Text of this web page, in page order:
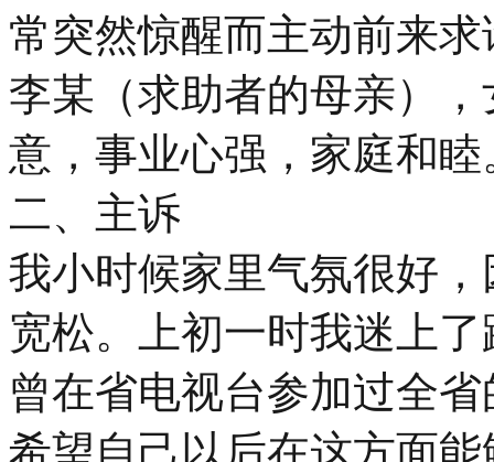
常突然惊醒而主动前来求
李某（求助者的母亲）
意，事业心强，家庭和睦
二、主诉
我小时候家里气氛很好
宽松。上初一时我迷上
曾在省电视台参加过全
希望自己以后在这方面